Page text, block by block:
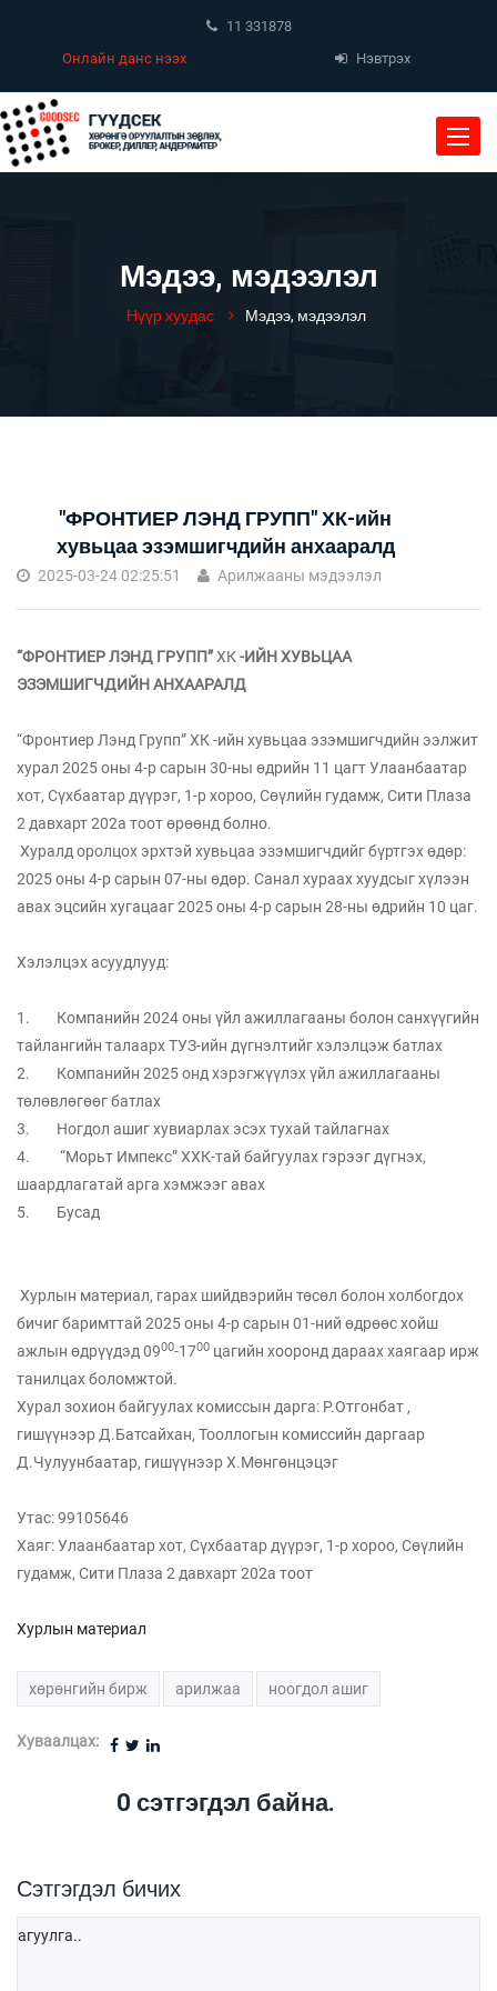
11 331878
Онлайн данс нээх
Нэвтрэх
Toggle
Мэдээ, мэдээлэл
Нүүр хуудас Мэдээ, мэдээлэл
"ФРОНТИЕР ЛЭНД ГРУПП" ХК-ийн
хувьцаа эзэмшигчдийн анхааралд
2025-03-24 02:25:51 Арилжааны мэдээлэл
“ФРОНТИЕР ЛЭНД ГРУПП”ХК-ИЙН ХУВЬЦАА
ЭЗЭМШИГЧДИЙН АНХААРАЛД
“Фронтиер Лэнд Групп” ХК -ийн хувьцаа эзэмшигчдийн ээлжит
хурал 2025 оны 4-р сарын 30-ны өдрийн 11 цагт Улаанбаатар
хот, Сүхбаатар дүүрэг, 1-р хороо, Сөүлийн гудамж, Сити Плаза
2 давхарт 202а тоот өрөөнд болно.
Хуралд оролцох эрхтэй хувьцаа эзэмшигчдийг бүртгэх өдөр:
2025 оны 4-р сарын 07-ны өдөр. Санал хураах хуудсыг хүлээн
авах эцсийн хугацааг 2025 оны 4-р сарын 28-ны өдрийн 10 цаг.
Хэлэлцэх асуудлууд:
1. Компанийн 2024 оны үйл ажиллагааны болон санхүүгийн
тайлангийн талаарх ТУЗ-ийн дүгнэлтийг хэлэлцэж батлах
2. Компанийн 2025 онд хэрэгжүүлэх үйл ажиллагааны
төлөвлөгөөг батлах
3. Ногдол ашиг хувиарлах эсэх тухай тайлагнах
4. “Морьт Импекс” ХХК-тай байгуулах гэрээг дүгнэх,
шаардлагатай арга хэмжээг авах
5. Бусад
Хурлын материал, гарах шийдвэрийн төсөл болон холбогдох
бичиг баримттай 2025 оны 4-р сарын 01-ний өдрөөс хойш
ажлын өдрүүдэд 0900-1700 цагийн хооронд дараах хаягаар ирж
танилцах боломжтой.
Хурал зохион байгуулах комиссын дарга: Р.Отгонбат ,
гишүүнээр Д.Батсайхан, Тооллогын комиссийн даргаар
Д.Чулуунбаатар, гишүүнээр Х.Мөнгөнцэцэг
Утас: 99105646
Хаяг: Улаанбаатар хот, Сүхбаатар дүүрэг, 1-р хороо, Сөүлийн
гудамж, Сити Плаза 2 давхарт 202а тоот
Хурлын материал
хөрөнгийн бирж арилжаа ноогдол ашиг
Хуваалцах:
0сэтгэгдэл байна.
Сэтгэгдэл бичих